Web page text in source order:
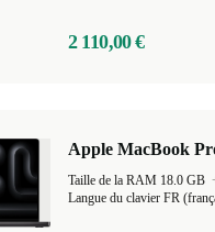
2 110,00 €
Apple MacBook
Taille de la RAM 18.0 GB
Langue du clavier FR